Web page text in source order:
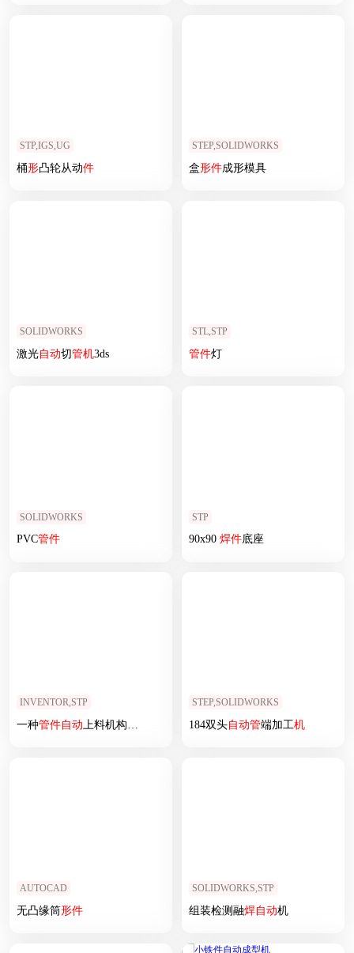
STP,IGS,UG
桶形凸轮从动件
STEP,SOLIDWORKS
盒形件成形模具
SOLIDWORKS
激光自动切管机3ds
STL,STP
管件灯
SOLIDWORKS
PVC管件
STP
90x90 焊件底座
INVENTOR,STP
一种管件自动 上料机构设计
STEP,SOLIDWORKS
184双头自动管端加工机
AUTOCAD
无凸缘筒形件
SOLIDWORKS,STP
组装检测融焊自动机